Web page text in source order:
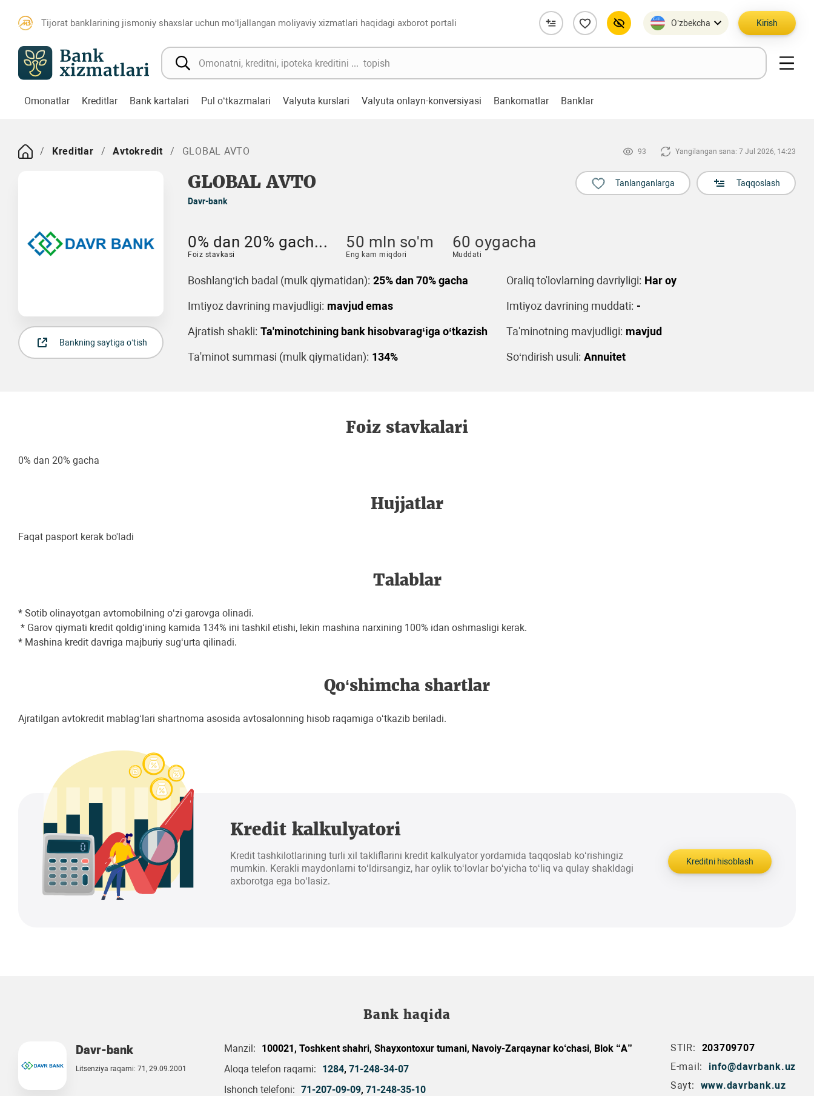
Tijorat banklarining jismoniy shaxslar uchun mo‘ljallangan moliyaviy xizmatlari haqidagi axborot portali O’zbekcha Kirish
Omonatlar Kreditlar Bank kartalari Pul o‘tkazmalari Valyuta kurslari Valyuta onlayn-konversiyasi Bankomatlar Banklar
Kreditlar Avtokredit GLOBAL AVTO 93 Yangilangan sana: 7 Jul 2026, 14:23
GLOBAL AVTO
Davr-bank
Tanlanganlarga Taqqoslash
Bankning saytiga o‘tish
0% dan 20% gach...
Foiz stavkasi
50 mln so'm
Eng kam miqdori
60 oygacha
Muddati
Boshlang‘ich badal (mulk qiymatidan): 25% dan 70% gacha Oraliq to'lovlarning davriyligi: Har oy
Imtiyoz davrining mavjudligi: mavjud emas Imtiyoz davrining muddati: -
Ajratish shakli: Ta'minotchining bank hisobvarag‘iga o‘tkazish Ta'minotning mavjudligi: mavjud
Ta'minot summasi (mulk qiymatidan): 134% So‘ndirish usuli: Annuitet
Foiz stavkalari
0% dan 20% gacha
Hujjatlar
Faqat pasport kerak bo'ladi
Talablar
* Sotib olinayotgan avtomobilning o‘zi garovga olinadi.
* Garov qiymati kredit qoldig‘ining kamida 134% ini tashkil etishi, lekin mashina narxining 100% idan oshmasligi kerak.
* Mashina kredit davriga majburiy sug‘urta qilinadi.
Qo‘shimcha shartlar
Ajratilgan avtokredit mablag‘lari shartnoma asosida avtosalonning hisob raqamiga o‘tkazib beriladi.
Kredit kalkulyatori
Kredit tashkilotlarining turli xil takliflarini kredit kalkulyator yordamida taqqoslab ko‘rishingiz
mumkin. Kerakli maydonlarni to‘ldirsangiz, har oylik to‘lovlar bo‘yicha to‘liq va qulay shakldagi
axborotga ega bo‘lasiz.
Kreditni hisoblash
Bank haqida
Davr-bank
Litsenziya raqami: 71, 29.09.2001
Manzil:
100021, Toshkent shahri, Shayxontoxur tumani, Navoiy-Zarqaynar ko‘chasi, Blok “A”
Aloqa telefon raqami:
1284,71-248-34-07
Ishonch telefoni: 71-207-09-09,71-248-35-10
STIR:
203709707
E-mail:
info@davrbank.uz
Sayt:
www.davrbank.uz